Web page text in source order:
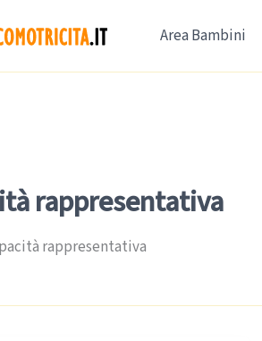
Area Bambini
rappresentativa
rappresentativa